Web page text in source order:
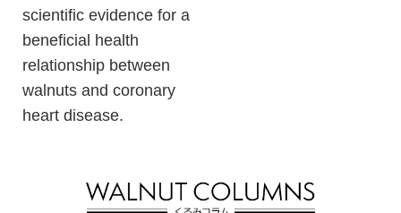
scientific evidence for a
beneficial health
relationship between
walnuts and coronary
heart disease.